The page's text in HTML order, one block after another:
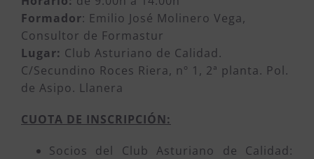
Formador: Emilio José Molinero Vega,
Consultor de Formastur
Lugar: Club Asturiano de Calidad.
C/Secundino Roces Riera, nº 1, 2ª planta. Pol.
de Asipo. Llanera
CUOTA DE INSCRIPCIÓN:
Socios del Club Asturiano de Calidad: